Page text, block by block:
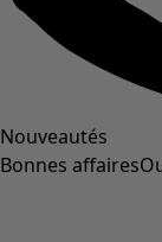
Nouveautés
Bonnes affaires